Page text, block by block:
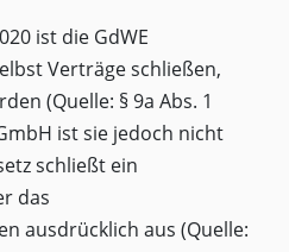
ist die GdWE
Verträge schließen,
(Quelle: § 9a Abs. 1
ist sie jedoch nicht
schließt ein
das
ausdrücklich aus (Quelle: